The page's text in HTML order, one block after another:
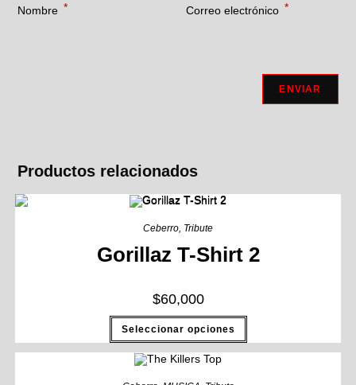
Nombre * Correo electrónico *
Productos relacionados
Ceberro Tribute
Gorillaz T-Shirt 2
$60,000
Seleccionar opciones